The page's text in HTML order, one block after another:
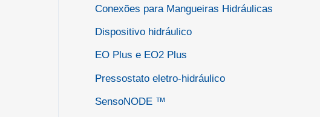
Conexões para Mangueiras Hidráulicas
Dispositivo hidráulico
EO Plus e EO2 Plus
Pressostato eletro-hidráulico
SensoNODE ™